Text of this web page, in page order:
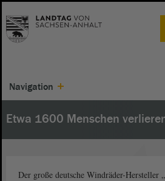
Navigation
Etwa 1600 Menschen
Der große deutsche Windräder-Hersteller